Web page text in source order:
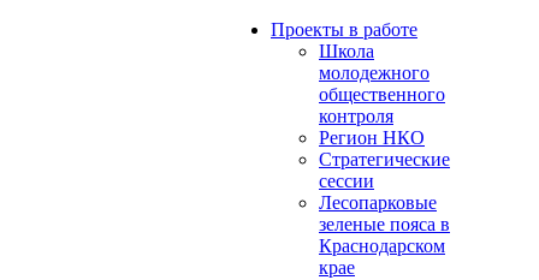
Проекты в работе
Школа
молодежного
общественного
контроля
Регион НКО
Стратегические
сессии
Лесопарковые
зеленые пояса в
Краснодарском
крае